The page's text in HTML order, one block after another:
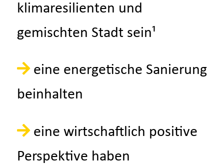
klimaresilienten und
gemischten Stadt sein¹
eine energetische Sanierung
beinhalten
eine wirtschaftlich positive
Perspektive haben